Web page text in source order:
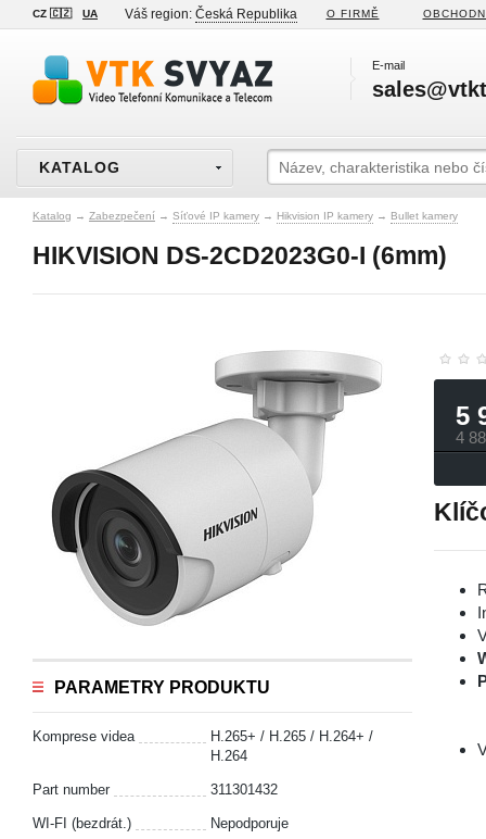
CZ 🇨🇿 UA Váš region: Česká Republika O FIRMĚ
E-mail
KATALOG
Katalog → Zabezpečení → Síťové IP kamery → Hikvision IP kamery → Bullet kamery
HIKVISION DS-2CD2023G0-I (6mm)
PARAMETRY PRODUKTU
Komprese videa
H.265+ / H.265 / H.264+ /
H.264
Part number 311301432
WI-FI (bezdrát.) Nepodporuje
5
4